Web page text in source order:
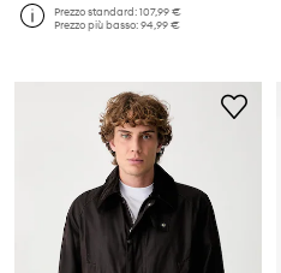
Prezzo standard:107,99 €
Prezzo più basso:94,99 €